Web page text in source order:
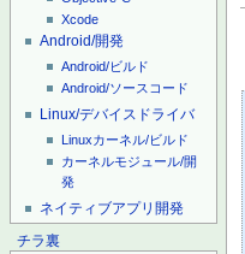
Xcode
Android/開発
Android/ビルド
Android/ソースコード
Linux/デバイスドライバ
Linuxカーネル/ビルド
カーネルモジュール/開
発
ネイティブアプリ開発
チラ裏